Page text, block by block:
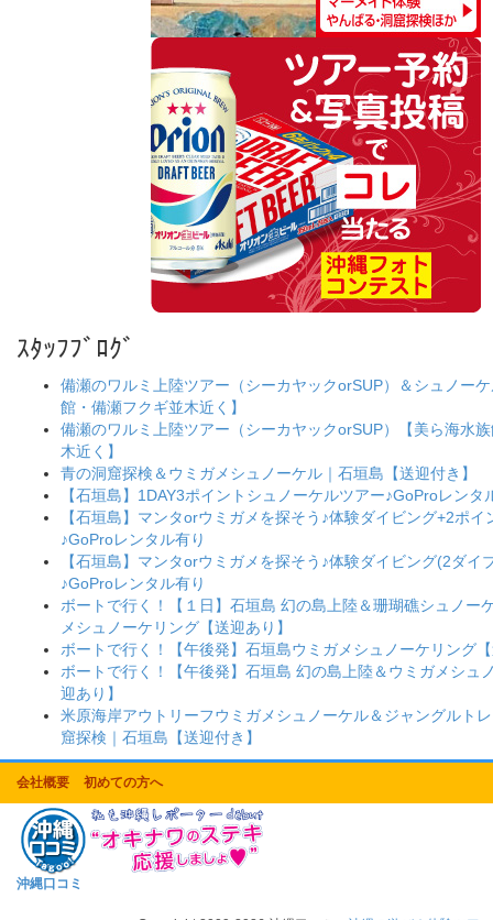
ｽﾀｯﾌﾌﾞﾛｸﾞ
備瀬のワルミ上陸ツアー（シーカヤックorSUP）＆シュノー
館・備瀬フクギ並木近く】
備瀬のワルミ上陸ツアー（シーカヤックorSUP）【美ら海水
木近く】
青の洞窟探検＆ウミガメシュノーケル｜石垣島【送迎付き】
【石垣島】1DAY3ポイントシュノーケルツアー♪GoProレンタ
【石垣島】マンタorウミガメを探そう♪体験ダイビング+2ポイ
♪GoProレンタル有り
【石垣島】マンタorウミガメを探そう♪体験ダイビング(2ダイ
♪GoProレンタル有り
ボートで行く！【１日】石垣島 幻の島上陸＆珊瑚礁シュノー
メシュノーケリング【送迎あり】
ボートで行く！【午後発】石垣島ウミガメシュノーケリング
ボートで行く！【午後発】石垣島 幻の島上陸＆ウミガメシュ
迎あり】
米原海岸アウトリーフウミガメシュノーケル＆ジャングルト
窟探検｜石垣島【送迎付き】
会社概要 初めての方へ
沖縄口コミ